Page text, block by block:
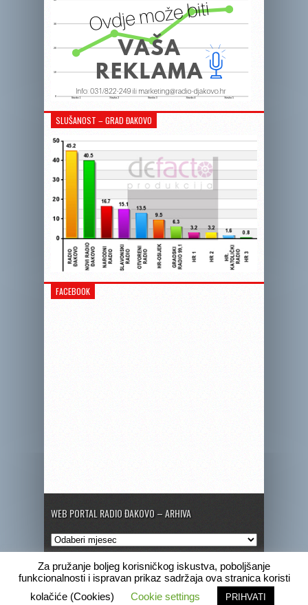
SLUŠANOST – GRAD ĐAKOVO
FACEBOOK
WEB PORTAL RADIO ĐAKOVO – ARHIVA
Web
portal
Radio
Đakovo
Arhiva
Copyright © 2020 Radio Đakovo
Za pružanje boljeg korisničkog iskustva, poboljšanje
funkcionalnosti i ispravan prikaz sadržaja ova stranica koristi
kolačiće (Cookies)
Cookie settings PRIHVATI